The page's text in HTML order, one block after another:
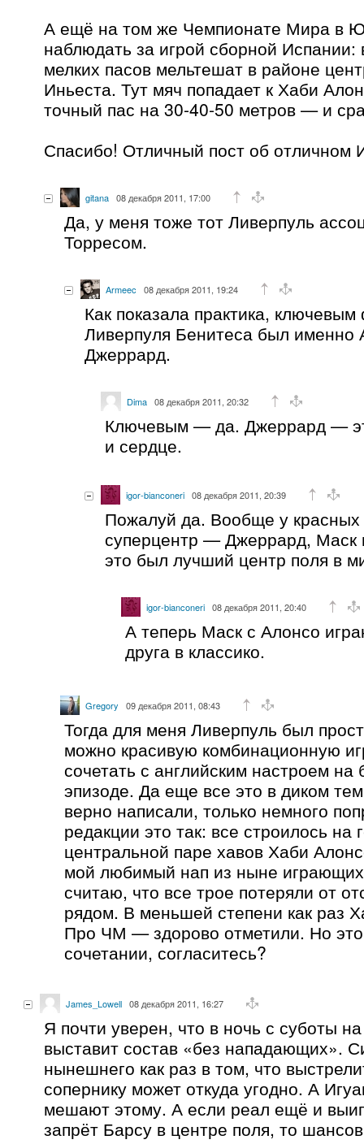
А ещё на том же Чемпионате Мира в
наблюдать за игрой сборной Испании:
мелких пасов мельтешат в районе
Иньеста. Тут мяч попадает к Хаби
точный пас на 30-40-50 метров — и
Спасибо! Отличный пост об отличном
gitana 08 декабря 2011, 17:00
Да, у меня тоже тот Ливерпуль
Торресом.
Armeec 08 декабря 2011, 19:24
Как показала практика,
Ливерпуля Бенитеса был именно
Джеррард.
Dima 08 декабря 2011, 20:32
Ключевым — да. Джеррард —
и сердце.
igor-bianconeri 08 декабря 2011, 20:39
Пожалуй да. Вообще у красных
суперцентр — Джеррард,
это был лучший центр поля в
igor-bianconeri 08 декабря 2011, 20:40
А теперь Маск с Алонсо
друга в классико.
Gregory 09 декабря 2011, 08:43
Тогда для меня Ливерпуль был
можно красивую комбинационную
сочетать с английским настроем на
эпизоде. Да еще все это в диком
верно написали, только немного
редакции это так: все строилось на
центральной паре хавов Хаби
мой любимый нап из ныне
считаю, что все трое потеряли от
рядом. В меньшей степени как раз
Про ЧМ — здорово отметили. Но
сочетании, согласитесь?
James_Lowell 08 декабря 2011, 16:27
Я почти уверен, что в ночь с суботы
выставит состав «без нападающих».
нынешнего как раз в том, что
сопернику может откуда угодно. А
мешают этому. А если реал ещё и
запрёт Барсу в центре поля, то